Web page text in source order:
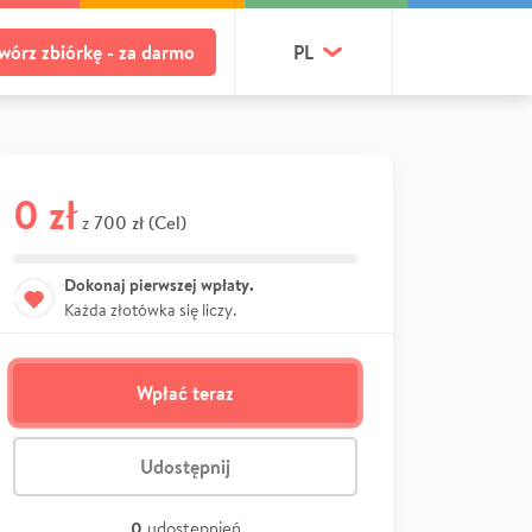
zbiórkę - za darmo PL
0 zł z 700 zł (Cel)
Dokonaj pierwszej wpłaty.
Każda złotówka się liczy.
Wpłać teraz
Udostępnij